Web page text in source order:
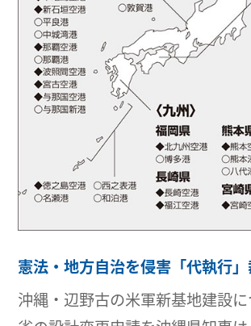
憲法・地方自治を侵害「代執行
沖縄・辺野古の米軍新基地建設